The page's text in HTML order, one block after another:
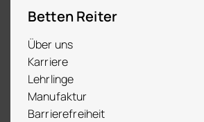
Betten Reiter
Über uns
Karriere
Lehrlinge
Manufaktur
Barrierefreiheit